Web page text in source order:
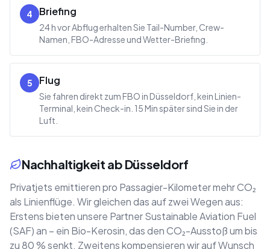
4 Briefing
24 h vor Abflug erhalten Sie Tail-Number, Crew-
Namen, FBO-Adresse und Wetter-Briefing.
5 Flug
Sie fahren direkt zum FBO in Düsseldorf, kein Linien-
Terminal, kein Check-in. 15 Min später sind Sie in der
Luft.
Nachhaltigkeit ab Düsseldorf
Privatjets emittieren pro Passagier-Kilometer mehr CO₂
als Linienflüge. Wir gleichen das auf zwei Wegen aus:
Erstens bieten unsere Partner Sustainable Aviation Fuel
(SAF) an – ein Bio-Kerosin, das den CO₂-Ausstoß um bis
zu 80 % senkt. Zweitens kompensieren wir auf Wunsch